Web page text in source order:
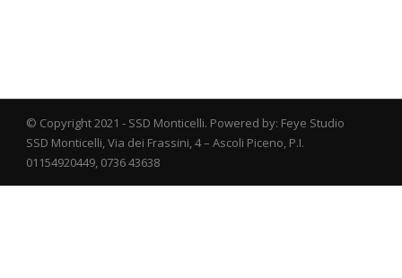
© Copyright 2021 - SSD Monticelli. Powered by: Feye Studio
SSD Monticelli, Via dei Frassini, 4 – Ascoli Piceno, P.I.
01154920449, 0736 43638